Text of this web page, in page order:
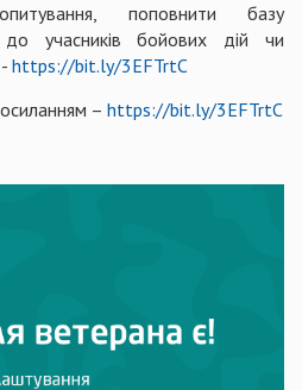
поповнити базу
до учасників бойових дій чи
https://bit.ly/3EFTrtC
– https://bit.ly/3EFTrtC